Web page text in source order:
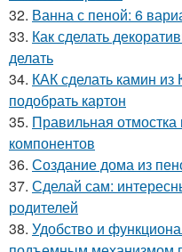
32. Ванна с пеной: 6
33. Как сделать
делать
34. КАК сделать камин
подобрать картон
35. Правильная
компонентов
36. Создание дома из
37. Сделай сам:
родителей
38. Удобство и